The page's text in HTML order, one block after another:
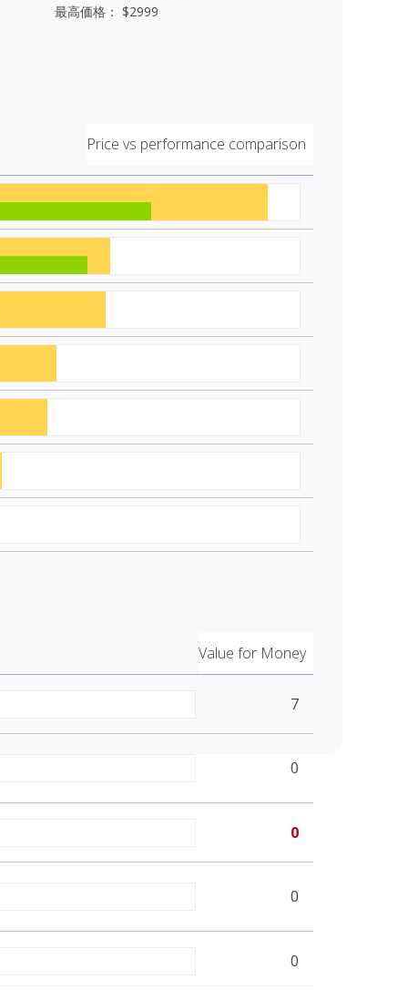
最高価格： $2999
Price vs performance comparison
Value for Money
7
0
0
0
0